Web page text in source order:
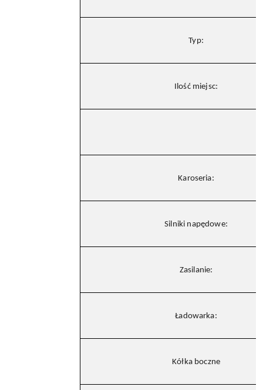
Typ:
Ilość miejsc:
Karoseria:
Silniki napędowe:
Zasilanie:
Ładowarka:
Kółka boczne